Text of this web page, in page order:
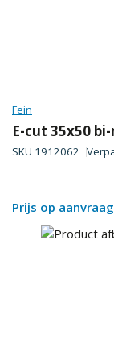
Fein
E-cut 35x50
SKU 1912062
Prijs op aanvraag